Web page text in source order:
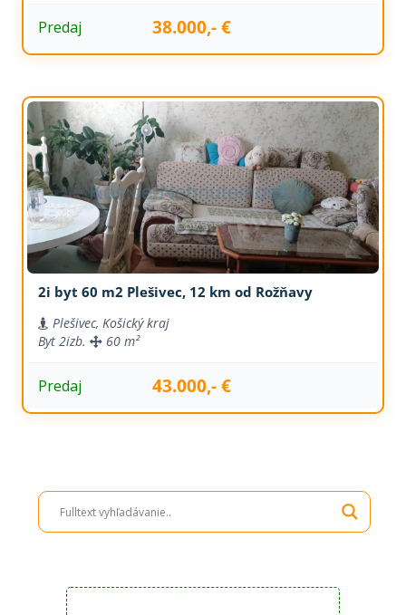
Predaj 38.000,- €
2i byt 60 m2 Plešivec, 12 km od Rožňavy
Plešivec, Košický kraj
Byt 2izb. 60 m²
Predaj 43.000,- €